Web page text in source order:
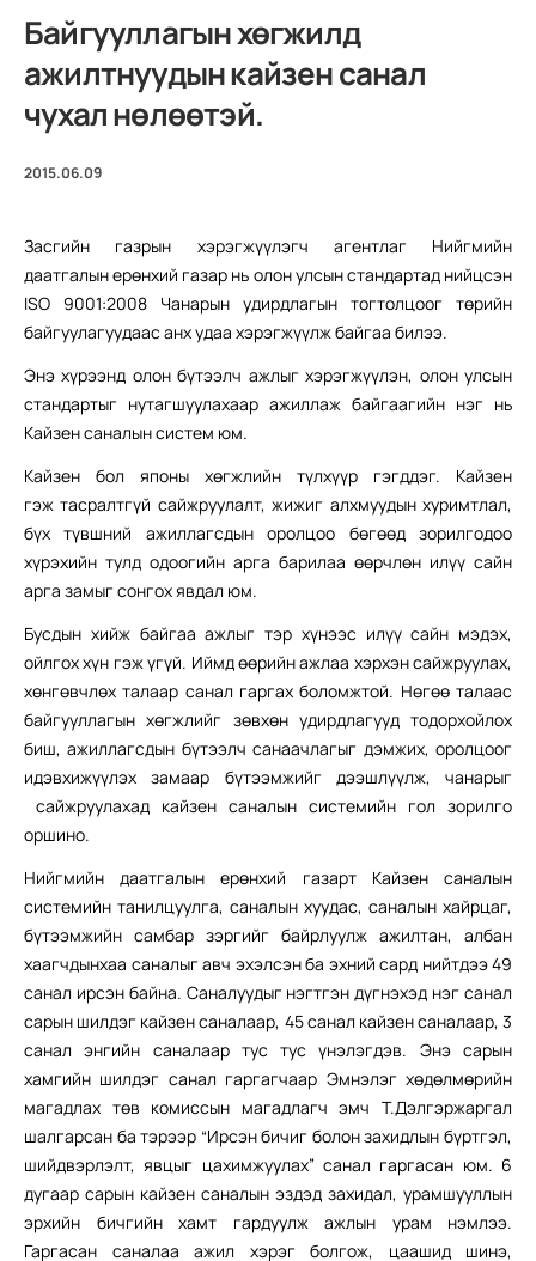
Байгууллагын хөгжилд
ажилтнуудын кайзен санал
чухал нөлөөтэй.
2015.06.09
Засгийн газрын хэрэгжүүлэгч агентлаг Нийгмийн
даатгалын ерөнхий газар нь олон улсын стандартад нийцсэн
ISO 9001:2008 Чанарын удирдлагын тогтолцоог төрийн
байгуулагуудаас анх удаа хэрэгжүүлж байгаа билээ.
Энэ хүрээнд олон бүтээлч ажлыг хэрэгжүүлэн, олон улсын
стандартыг нутагшуулахаар ажиллаж байгаагийн нэг нь
Кайзен саналын систем юм.
Кайзен бол японы хөгжлийн түлхүүр гэгддэг. Кайзен
гэж тасралтгүй сайжруулалт, жижиг алхмуудын хуримтлал,
бүх түвшний ажиллагсдын оролцоо бөгөөд зорилгодоо
хүрэхийн тулд одоогийн арга барилаа өөрчлөн илүү сайн
арга замыг сонгох явдал юм.
Бусдын хийж байгаа ажлыг тэр хүнээс илүү сайн мэдэх,
ойлгох хүн гэж үгүй. Иймд өөрийн ажлаа хэрхэн сайжруулах,
хөнгөвчлөх талаар санал гаргах боломжтой. Нөгөө талаас
байгууллагын хөгжлийг зөвхөн удирдлагууд тодорхойлох
биш, ажиллагсдын бүтээлч санаачлагыг дэмжих, оролцоог
идэвхижүүлэх замаар бүтээмжийг дээшлүүлж, чанарыг
сайжруулахад кайзен саналын системийн гол зорилго
оршино.
Нийгмийн даатгалын ерөнхий газарт Кайзен саналын
системийн танилцуулга, саналын хуудас, саналын хайрцаг,
бүтээмжийн самбар зэргийг байрлуулж ажилтан, албан
хаагчдынхаа саналыг авч эхэлсэн ба эхний сард нийтдээ 49
санал ирсэн байна. Саналуудыг нэгтгэн дүгнэхэд нэг санал
сарын шилдэг кайзен саналаар, 45 санал кайзен саналаар, 3
санал энгийн саналаар тус тус үнэлэгдэв. Энэ сарын
хамгийн шилдэг санал гаргагчаар Эмнэлэг хөдөлмөрийн
магадлах төв комиссын магадлагч эмч Т.Дэлгэржаргал
шалгарсан ба тэрээр “Ирсэн бичиг болон захидлын бүртгэл,
шийдвэрлэлт, явцыг цахимжуулах” санал гаргасан юм. 6
дугаар сарын кайзен саналын эздэд захидал, урамшууллын
эрхийн бичгийн хамт гардуулж ажлын урам нэмлээ.
Гаргасан саналаа ажил хэрэг болгож, цаашид шинэ,